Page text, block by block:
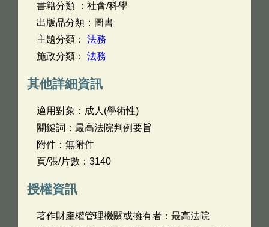
書籍分類 ：社會/科學
出版品分類：圖書
主題分類： 法務
施政分類： 法務
其他詳細資訊
適用對象：成人(學術性)
關鍵詞：最高法院判例要旨
附件：無附件
頁/張/片數：3140
授權資訊
著作財產權管理機關或擁有者：最高法院